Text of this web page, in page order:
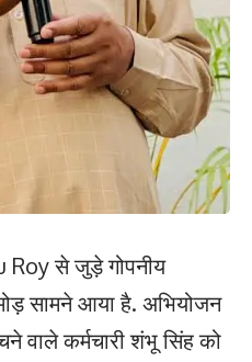
Roy से जुड़े गोपनीय
सामने आया है. अभियोजन
वाले कर्मचारी शंभू सिंह को